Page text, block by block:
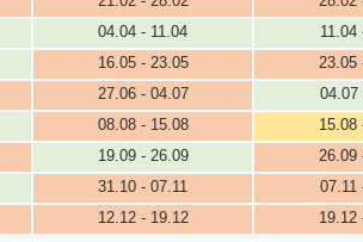
04.04 - 11.04 11.04
16.05 - 23.05 23.05
27.06 - 04.07 04.07
08.08 - 15.08 15.08
19.09 - 26.09 26.09
31.10 - 07.11 07.11
12.12 - 19.12 19.12